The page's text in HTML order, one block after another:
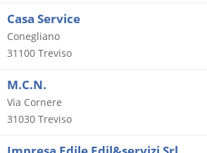
Casa Service
Conegliano
31100 Treviso
M.C.N.
Via Cornere
31030 Treviso